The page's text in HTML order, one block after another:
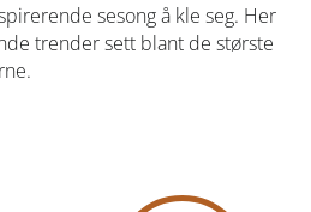
sesong å kle seg. Her
trender sett blant de største